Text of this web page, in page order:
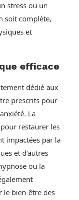
stress ou un
soit complète,
et
efficace
dédié aux
prescrits pour
La
restaurer les
impactées par la
et d’autres
ou la
le bien-être des